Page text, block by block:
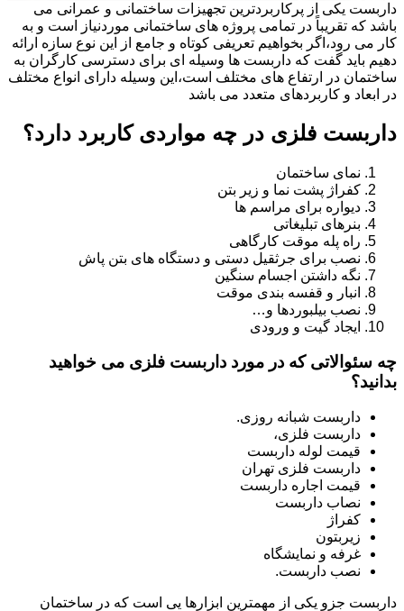
داربست یکی از پرکاربردترین تجهیزات ساختمانی و عمرانی می
باشد که تقریباً در تمامی پروژه های ساختمانی موردنیاز است و به
کار می رود،اگر بخواهیم تعریفی کوتاه و جامع از این نوع سازه ارائه
دهیم باید گفت که داربست ها وسیله ای برای دسترسی کارگران به
ساختمان در ارتفاع های مختلف است،این وسیله دارای انواع مختلف
در ابعاد و کاربردهای متعدد می باشد
داربست فلزی در چه مواردی کاربرد دارد؟
نمای ساختمان
کفراژ پشت نما و زیر بتن
دیواره برای مراسم ها
بنرهای تبلیغاتی
راه پله موقت کارگاهی
نصب برای جرثقیل دستی و دستگاه های بتن پاش
نگه داشتن اجسام سنگین
انبار و قفسه بندی موقت
نصب بیلبوردها و…
ایجاد گیت و ورودی
چه سئوالاتی که در مورد داربست فلزی می خواهید
بدانید؟
داربست شبانه روزی.
داربست فلزی،
قیمت لوله داربست
داربست فلزی تهران
قیمت اجاره داربست
نصاب داربست
کفراژ
زیربتون
غرفه و نمایشگاه
نصب داربست.
داربست جزو یکی از مهمترین ابزارها یی است که در ساختمان